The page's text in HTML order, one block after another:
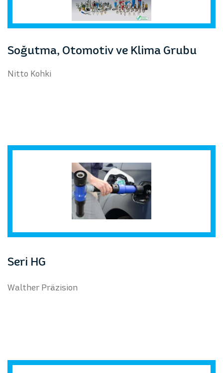
Nitto Kohki
Soğutma, Otomotiv ve Klima Grubu
Walther Präzision
Seri HG